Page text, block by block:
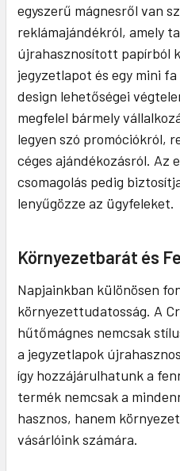
egyszerű mágnesről van
reklámajándékról, amely
újrahasznosított papírból
jegyzetlapot és egy mini
design lehetőségei
megfelel bármely
legyen szó promóciókról,
céges ajándékozásról. Az
csomagolás pedig
lenyűgözze az ügyfeleket.
Környezetbarát és
Napjainkban különösen
környezettudatosság. A
hűtőmágnes nemcsak
a jegyzetlapok
így hozzájárulhatunk a
termék nemcsak a
hasznos, hanem
vásárlóink számára.